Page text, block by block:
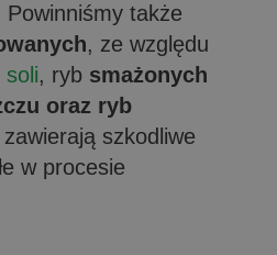
także
, ze względu
soli, ryb smażonych
oraz ryb
szkodliwe
w procesie